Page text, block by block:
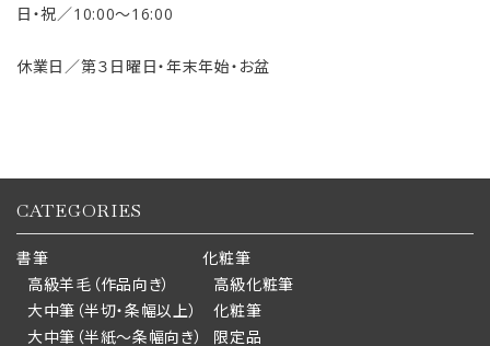
日・祝／10:00〜16:00
休業日／第３日曜日・年末年始・お盆
CATEGORIES
書筆
高級羊毛（作品向き）
大中筆（半切・条幅以上）
大中筆（半紙～条幅向き）
化粧筆
高級化粧筆
化粧筆
限定品